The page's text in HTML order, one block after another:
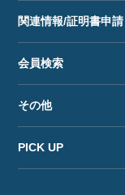
関連情報/証明書申請
会員検索
その他
PICK UP